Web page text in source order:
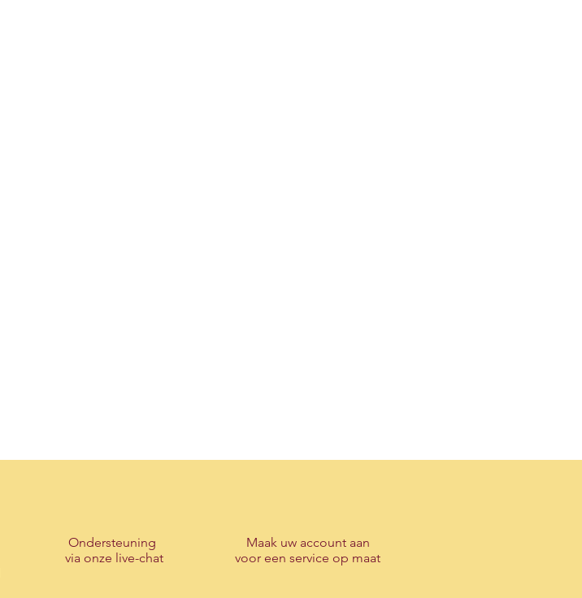
Ondersteuning
via onze live-chat
Maak uw accountaan
voor een service op maat